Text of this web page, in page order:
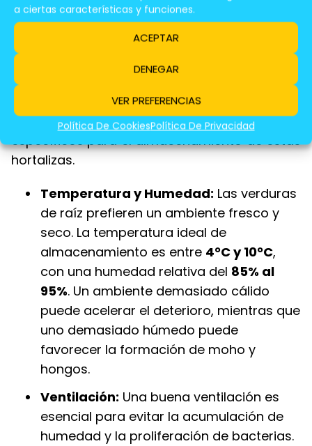
a ciertas características y funciones.
ACEPTAR
DENEGAR
VER PREFERENCIAS
Política De CookiesPolítica De Privacidad
El almacenamiento de las hortalizas,
especialmente las verduras de raíz como
patatas, zanahorias, remolachas y nabos, es
crucial para mantener su calidad y frescura
durante más tiempo. En España, el clima
mediterráneo con veranos calurosos e
inviernos suaves presenta desafíos
específicos para el almacenamiento de estas
hortalizas.
Temperatura y Humedad: Las verduras
de raíz prefieren un ambiente fresco y
seco. La temperatura ideal de
almacenamiento es entre 4°C y 10°C,
con una humedad relativa del 85% al
95%. Un ambiente demasiado cálido
puede acelerar el deterioro, mientras que
uno demasiado húmedo puede
favorecer la formación de moho y
hongos.
Ventilación: Una buena ventilación es
esencial para evitar la acumulación de
humedad y la proliferación de bacterias.